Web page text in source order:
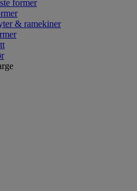
former
& ramekiner